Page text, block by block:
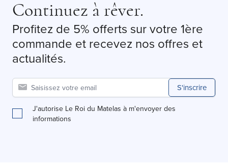
Continuez à rêver.
Profitez de 5% offerts sur votre 1ère
commande et recevez nos offres et
actualités.
S'inscrire
J'autorise Le Roi du Matelas à m'envoyer des
informations